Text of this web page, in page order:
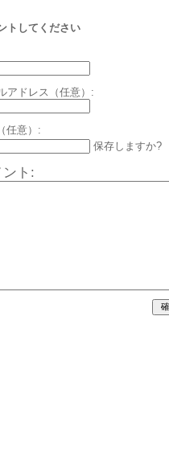
トしてください
アドレス（任意）:
任意）:
保存しますか?
ント: